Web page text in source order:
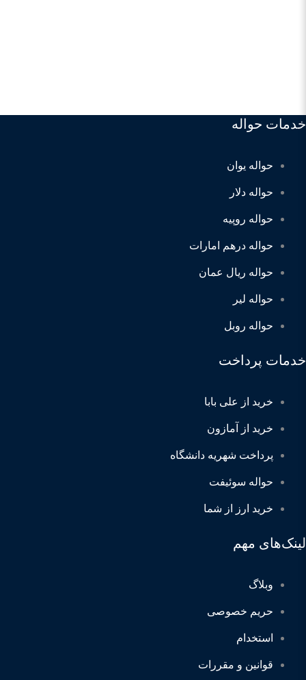
خدمات حواله
حواله یوان
حواله دلار
حواله روپیه
حواله درهم امارات
حواله ریال عمان
حواله لیر
حواله روبل
خدمات پرداخت
خرید از علی بابا
خرید از آمازون
پرداخت شهریه دانشگاه
حواله سوئیفت
خرید ارز از شما
لینک‌های مهم
وبلاگ
حریم خصوصی
استخدام
قوانین و مقررات